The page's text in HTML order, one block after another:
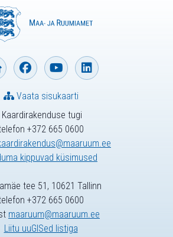
Kaardirakenduse tugi
+372 665 0600
kippuvad küsimused
Vaata sisukaarti
tee 51, 10621 Tallinn
+372 665 0600
maaruum@maaruum.ee
Liitu uuGISed listiga